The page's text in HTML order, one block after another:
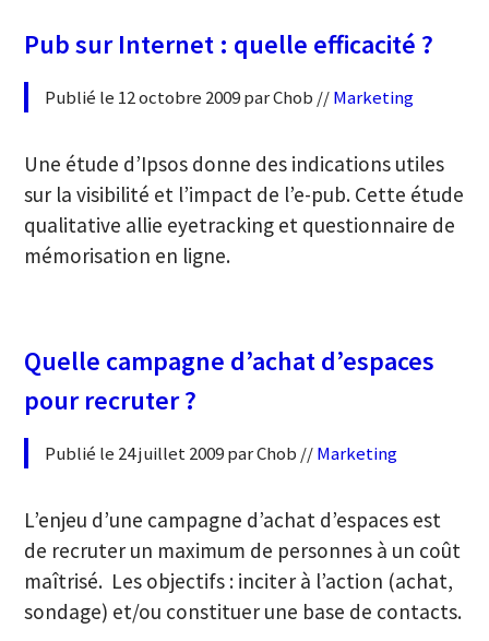
Pub sur Internet : quelle efficacité ?
Publié le 12 octobre 2009 par Chob //Marketing
Une étude d’Ipsos donne des indications utiles
sur la visibilité et l’impact de l’e-pub. Cette étude
qualitative allie eyetracking et questionnaire de
mémorisation en ligne.
Quelle campagne d’achat d’espaces
pour recruter ?
Publié le 24 juillet 2009 par Chob //Marketing
L’enjeu d’une campagne d’achat d’espaces est
de recruter un maximum de personnes à un coût
maîtrisé. Les objectifs : inciter à l’action (achat,
sondage) et/ou constituer une base de contacts.